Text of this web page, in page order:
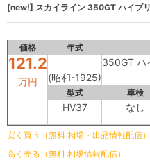
[new!] スカイライン 350GT ハイブ
価格 年式
121.2
万円 (昭和-1925)
350GT ハ
型式 車検
HV37 なし
安く買う（無料 相場・出品情報配信）
高く売る（無料 相場情報配信）